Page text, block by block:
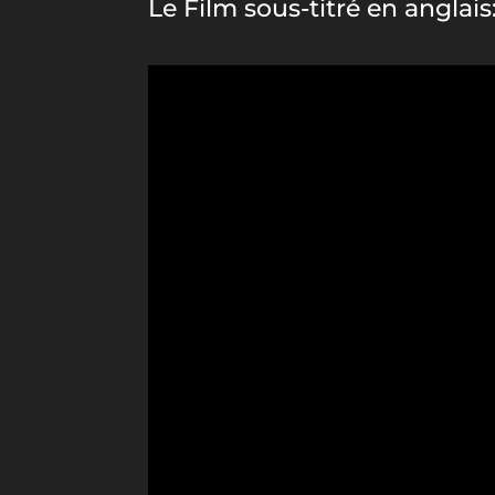
Le Film sous-titré en